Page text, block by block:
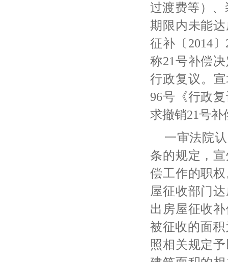
过渡费等）、
期限内未能
征补〔2014
称21号补偿
行政复议。
96号《行政
求撤销21号补
一审法院
条的规定，
偿工作的职
屋征收部门
出房屋征收
被征收的面积
照相关规定